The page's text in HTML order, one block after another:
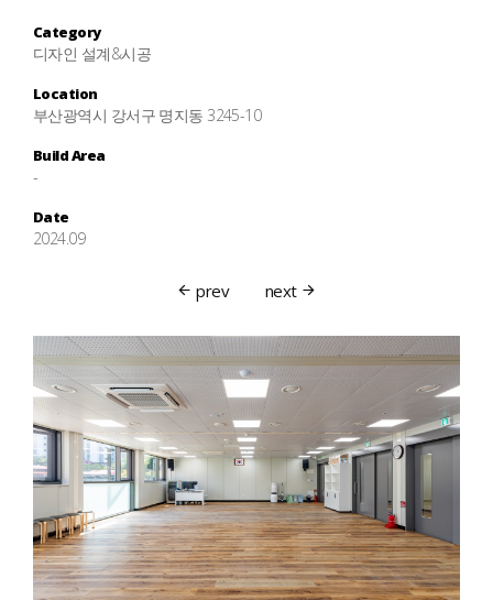
Category
디자인 설계&시공
Location
부산광역시 강서구 명지동 3245-10
Build Area
-
Date
2024.09
prev next